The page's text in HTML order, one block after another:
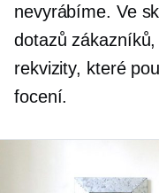
nevyrábíme. Ve
dotazů
rekvizity, které
focení.